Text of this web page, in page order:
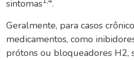
sintomas
.
Geralmente, para casos
medicamentos, como
prótons ou bloqueadores H2,